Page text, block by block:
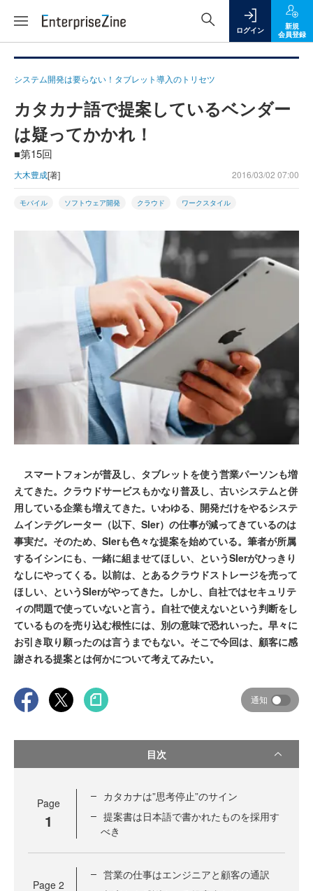
ログイン
新規
会員登録
システム開発は要らない！タブレット導入のトリセツ
カタカナ語で提案しているベンダー
は疑ってかかれ！
■第15回
大木豊成[著] 2016/03/02 07:00
モバイル ソフトウェア開発 クラウド ワークスタイル
スマートフォンが普及し、タブレットを使う営業パーソンも増
えてきた。クラウドサービスもかなり普及し、古いシステムと併
用している企業も増えてきた。いわゆる、開発だけをやるシステ
ムインテグレーター（以下、SIer）の仕事が減ってきているのは
事実だ。そのため、SIerも色々な提案を始めている。筆者が所属
するイシンにも、一緒に組ませてほしい、というSIerがひっきり
なしにやってくる。以前は、とあるクラウドストレージを売って
ほしい、というSIerがやってきた。しかし、自社ではセキュリテ
ィの問題で使っていないと言う。自社で使えないという判断をし
ているものを売り込む根性には、別の意味で恐れいった。早々に
お引き取り願ったのは言うまでもない。そこで今回は、顧客に感
謝される提案とは何かについて考えてみたい。
通知
目次
Page
1
カタカナは”思考停止”のサイン
提案書は日本語で書かれたものを採用す
べき
Page 2
営業の仕事はエンジニアと顧客の通訳